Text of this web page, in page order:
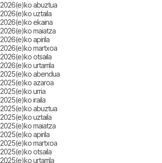
2026(e)ko abuztua
2026(e)ko uztaila
2026(e)ko ekaina
2026(e)ko maiatza
2026(e)ko apirila
2026(e)ko martxoa
2026(e)ko otsaila
2026(e)ko urtarrila
2025(e)ko abendua
2025(e)ko azaroa
2025(e)ko urria
2025(e)ko iraila
2025(e)ko abuztua
2025(e)ko uztaila
2025(e)ko maiatza
2025(e)ko apirila
2025(e)ko martxoa
2025(e)ko otsaila
2025(e)ko urtarrila